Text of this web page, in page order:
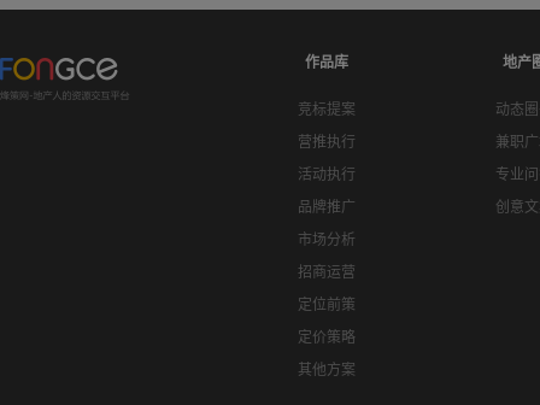
作品库
竞标提案
营推执行
活动执行
品牌推广
市场分析
招商运营
定位前策
定价策略
其他方案
地产
动态
兼职
专业
创意